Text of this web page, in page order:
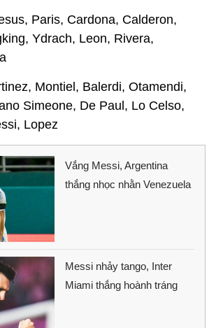
Paris, Cardona, Calderon,
Ydrach, Leon, Rivera,
Montiel, Balerdi, Otamendi,
Simeone, De Paul, Lo Celso,
Lopez
Vắng Messi, Argentina
thắng nhọc nhằn Venezuela
Messi nhảy tango, Inter
Miami thắng hoành tráng